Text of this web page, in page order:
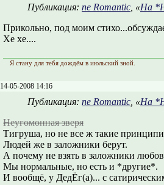
Публикация: ne Romantic , «На
Прикольно, под моим
Хе хе....
Я стану для тебя дождём в июльский зной.
14-05-2008 14:16
Публикация: ne Romantic , «На
Неугомонная зверя
Тигруша, но не все ж такие
Людей же в заложники берут.
А почему не взять в заложники
Мы нормальные, но есть и *другие*.
И вообщё, у ДедЁг(а)... с